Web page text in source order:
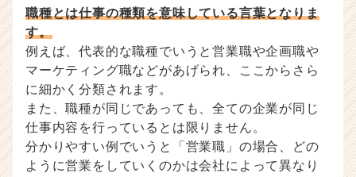
職種とは仕事の種類を意味している言葉となりま
す。
例えば、代表的な職種でいうと営業職や企画職や
マーケティング職などがあげられ、ここからさら
に細かく分類されます。
また、職種が同じであっても、全ての企業が同じ
仕事内容を行っているとは限りません。
分かりやすい例でいうと「営業職」の場合、どの
ように営業をしていくのかは会社によって異なり